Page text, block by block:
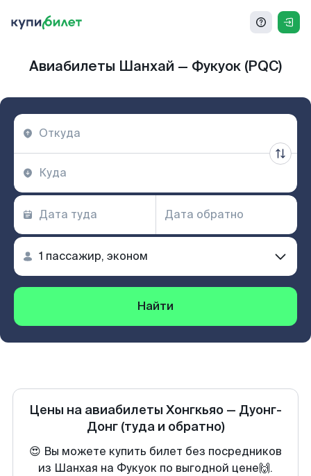
Авиабилеты Шанхай — Фукуок (PQC)
Найти
Цены на авиабилеты Хонгкьяо — Дуонг-
Донг (туда и обратно)
😍 Вы можете купить билет без посредников
из Шанхая на Фукуок по выгодной цене🙌.